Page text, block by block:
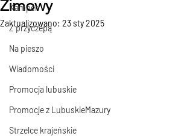
Kamper
Z przyczepą
Na pieszo
Wiadomości
Promocja lubuskie
Promocje z LubuskieMazury
Strzelce krajeńskie
Zimowy
Zaktualizowano: 23 sty 2025